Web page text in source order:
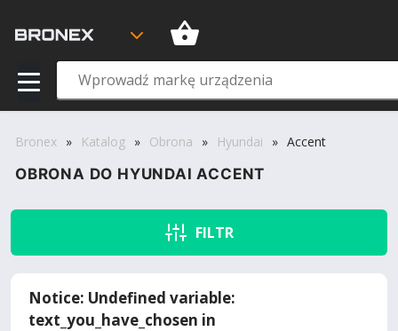
Bronex » Katalog » Obrona » Hyundai » Accent
OBRONA DO HYUNDAI ACCENT
FILTR
Notice: Undefined variable:
text_you_have_chosen in